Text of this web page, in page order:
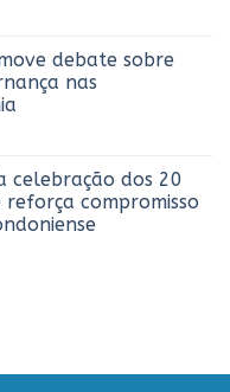
debate sobre
nas
celebração dos 20
compromisso